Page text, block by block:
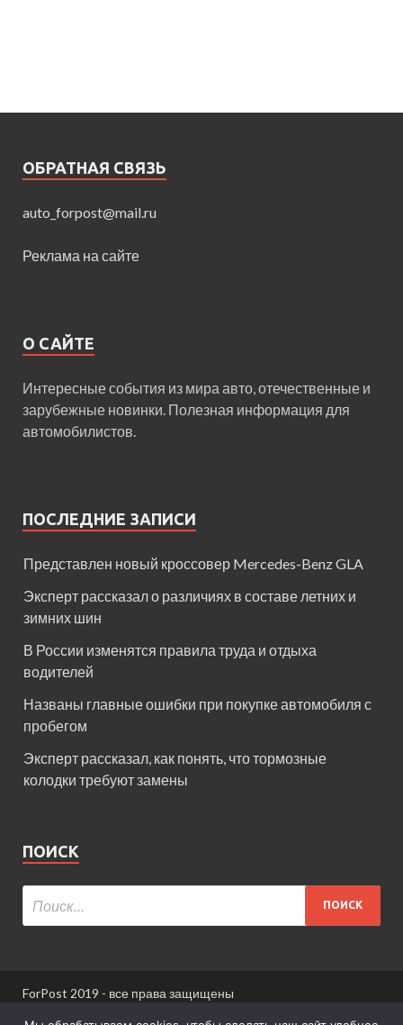
ОБРАТНАЯ СВЯЗЬ
auto_forpost@mail.ru
Реклама на сайте
О САЙТЕ
Интересные события из мира авто, отечественные и
зарубежные новинки. Полезная информация для
автомобилистов.
ПОСЛЕДНИЕ ЗАПИСИ
Представлен новый кроссовер Mercedes-Benz GLA
Эксперт рассказал о различиях в составе летних и
зимних шин
В России изменятся правила труда и отдыха
водителей
Названы главные ошибки при покупке автомобиля с
пробегом
Эксперт рассказал, как понять, что тормозные
колодки требуют замены
ПОИСК
ForPost 2019 - все права защищены
При использовании материалов сайта ссылка